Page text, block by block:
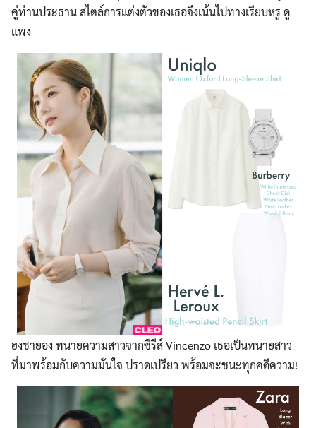
คู่ท่านประธาน สไตล์การแต่งตัวของเธอจึงเน้นไปทางเรียบหรู ดู
แพง
ฮงชายอง ทนายความสาวจากซีรีส์ Vincenzo เธอเป็นทนายสาว
ที่มาพร้อมกับความมั่นใจ ปราดเปรียว พร้อมจะชนะทุกคดีความ!